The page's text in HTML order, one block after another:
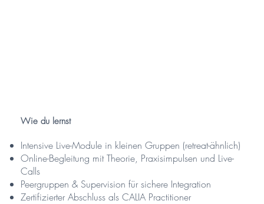
Wie du lernst
Intensive Live-Module in kleinen Gruppen (retreat-ähnlich)
Online-Begleitung mit Theorie, Praxisimpulsen und Live-
Calls
Peergruppen & Supervision für sichere Integration
Zertifizierter Abschluss als CALIA Practitioner